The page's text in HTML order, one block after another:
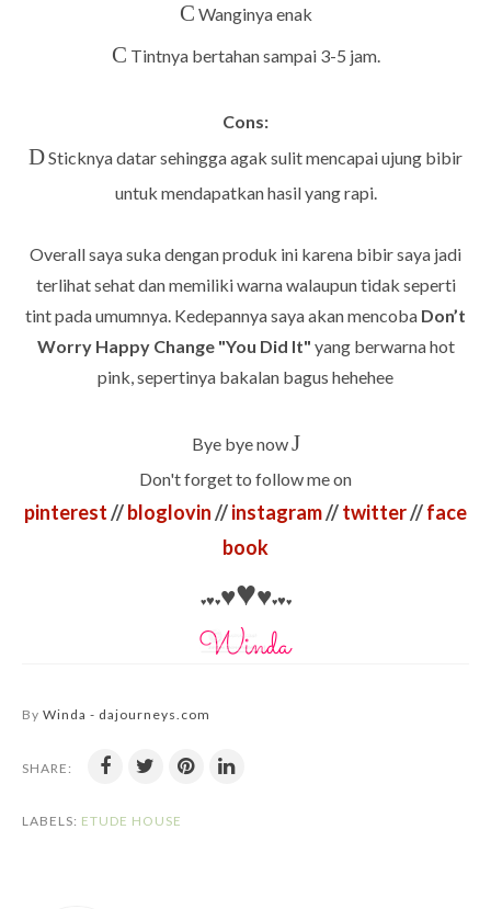
C Wanginya enak
C Tintnya bertahan sampai 3-5 jam.
Cons:
DSticknya datar sehingga agak sulit mencapai ujung bibir
untuk mendapatkan hasil yang rapi.
Overall saya suka dengan produk ini karena bibir saya jadi
terlihat sehat dan memiliki warna walaupun tidak seperti
tint pada umumnya. Kedepannya saya akan mencoba Don’t
Worry Happy Change "You Did It" yang berwarna hot
pink, sepertinya bakalan bagus hehehee
Bye bye nowJ
Don't forget to follow me on
pinterest//bloglovin//instagram//twitter//face
book
♥♥♥♥♥♥♥♥♥
By Winda - dajourneys.com
SHARE:
LABELS: ETUDE HOUSE